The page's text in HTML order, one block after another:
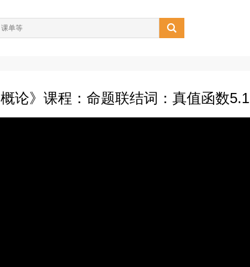

论》课程：命题联结词：真值函数5.1